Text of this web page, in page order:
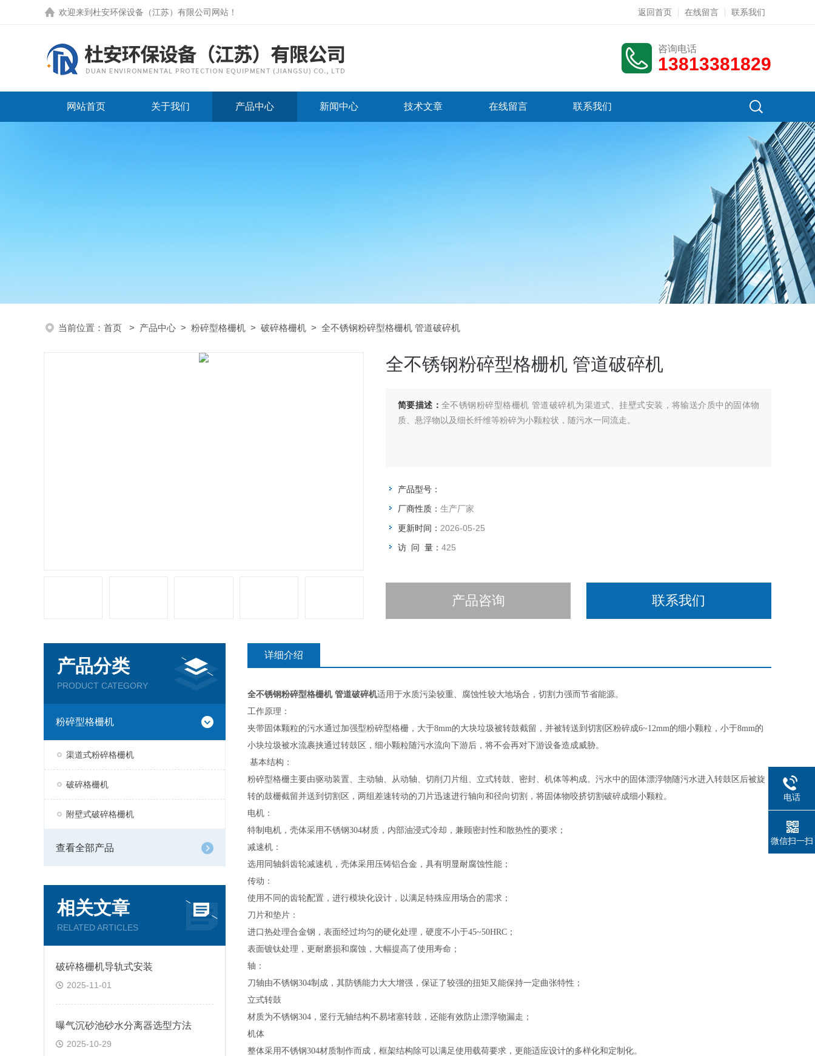
欢迎来到 杜安环保设备（江苏）有限公司网站 ！ 返回首页 在线留言 联系我们
咨询电话
13813381829
网站首页 关于我们 产品中心 新闻中心 技术文章 在线留言 联系我们
当前位置： 首页 > 产品中心 > 粉碎型格栅机 > 破碎格栅机 > 全不锈钢粉碎型格栅机 管道破碎机
全不锈钢粉碎型格栅机 管道破碎机
简要描述： 全不锈钢粉碎型格栅机 管道破碎机为渠道式、挂壁式安装，将输送介质中的固体物
质、悬浮物以及细长纤维等粉碎为小颗粒状，随污水一同流走。
产品型号：
厂商性质： 生产厂家
更新时间： 2026-05-25
访 问 量： 425
产品咨询 联系我们
产品分类
PRODUCT CATEGORY
粉碎型格栅机
渠道式粉碎格栅机
破碎格栅机
附壁式破碎格栅机
查看全部产品
相关文章
RELATED ARTICLES
破碎格栅机导轨式安装
2025-11-01
曝气沉砂池砂水分离器选型方法
2025-10-29
详细介绍
全不锈钢粉碎型格栅机 管道破碎机适用于水质污染较重、腐蚀性较大地场合，切割力强而节省能源。
工作原理 ：
夹带固体颗粒的污水通过加强型粉碎型格栅，大于8mm的大块垃圾被转鼓截留，并被转送到切割区粉碎成6~12mm的细小颗粒，小于8mm的
小块垃圾被水流裹挟通过转鼓区，细小颗粒随污水流向下游后，将不会再对下游设备造成威胁。
基本结构 ：
粉碎型格栅主要由驱动装置、主动轴、从动轴、切削刀片组、立式转鼓、密封、机体等构成。污水中的固体漂浮物随污水进入转鼓区后被旋
转的鼓栅截留并送到切割区，两组差速转动的刀片迅速进行轴向和径向切割，将固体物咬挤切割破碎成细小颗粒。
电机 ：
特制电机，壳体采用不锈钢304材质，内部油浸式冷却，兼顾密封性和散热性的要求；
减速机 ：
选用同轴斜齿轮减速机，壳体采用压铸铝合金，具有明显 耐腐蚀性能；
传动 ：
使用不同的齿轮配置，进行模块化设计，以满足特殊应用场合的需求；
刀片和垫片 ：
进口热处理合金钢，表面经过均匀的硬化处理，硬度不小于45~50HRC ；
表面镀钛处理，更耐磨损和腐蚀，大幅提高了使用寿命；
轴 ：
刀轴由不锈钢304制成，其防锈能力大大增强，保证了较强的扭矩又能保持一定曲张特性；
立式转鼓
材质为不锈钢304 ，竖行无轴结构不易堵塞转鼓，还能有效防止漂浮物漏走；
机体
整体采用不锈钢304材质制作而成，框架结构除可以满足使用载荷要求，更能适应设计的多样化和定制化。
电话
微信扫一扫